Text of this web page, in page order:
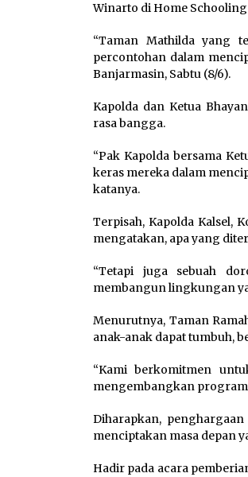
Winarto di Home Schooling
“Taman Mathilda yang
percontohan dalam
Banjarmasin, Sabtu (8/6).
Kapolda dan Ketua
rasa bangga.
“Pak Kapolda bersama
keras mereka dalam
katanya.
Terpisah, Kapolda Kalsel,
mengatakan, apa yang
“Tetapi juga sebuah
membangun lingkungan
Menurutnya, Taman
anak-anak dapat tumbuh,
“Kami berkomitmen
mengembangkan
Diharapkan,
menciptakan masa depan
Hadir pada acara